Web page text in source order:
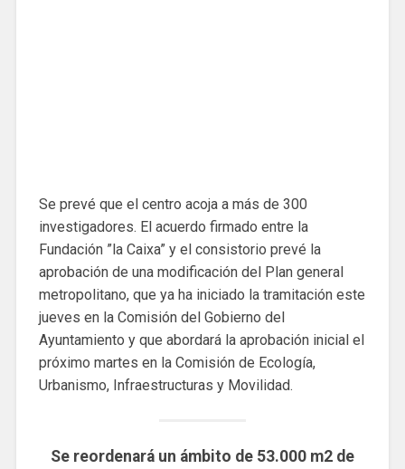
Se prevé que el centro acoja a más de 300
investigadores. El acuerdo firmado entre la
Fundación ”la Caixa” y el consistorio prevé la
aprobación de una modificación del Plan general
metropolitano, que ya ha iniciado la tramitación este
jueves en la Comisión del Gobierno del
Ayuntamiento y que abordará la aprobación inicial el
próximo martes en la Comisión de Ecología,
Urbanismo, Infraestructuras y Movilidad.
Se reordenará un ámbito de 53.000 m2 de